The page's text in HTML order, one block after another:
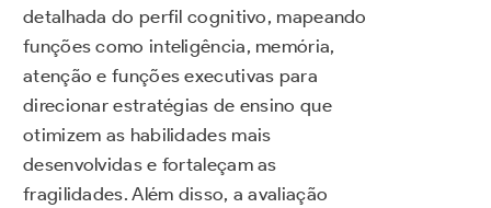
detalhada do perfil cognitivo, mapeando
funções como inteligência, memória,
atenção e funções executivas para
direcionar estratégias de ensino que
otimizem as habilidades mais
desenvolvidas e fortaleçam as
fragilidades. Além disso, a avaliação